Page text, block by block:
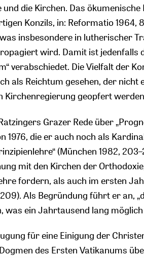
und die Kirchen. Das
Konzils, in: Reformatio 1964,
insbesondere in lutherischer
wird. Damit ist jedenfalls
verabschiedet. Die Vielfalt der
als Reichtum gesehen, der nicht
Kirchenregierung geopfert
Grazer Rede über
1976, die er auch noch als
(München 1982,
mit den Kirchen der
fordern, als auch im ersten
Als Begründung führt er an,
ein Jahrtausend lang möglich
für eine Einigung der
des Ersten Vatikanums